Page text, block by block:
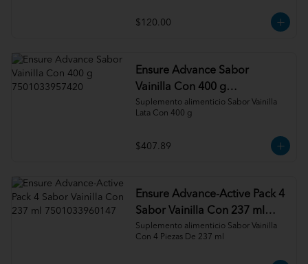
$120.00
Ensure Advance Sabor
Vainilla Con 400 g
7501033957420
Suplemento alimenticio Sabor Vainilla
Lata Con 400 g
$407.89
Ensure Advance-Active Pack 4
Sabor Vainilla Con 237 ml
7501033960147
Suplemento alimenticio Sabor Vainilla
Con 4 Piezas De 237 ml